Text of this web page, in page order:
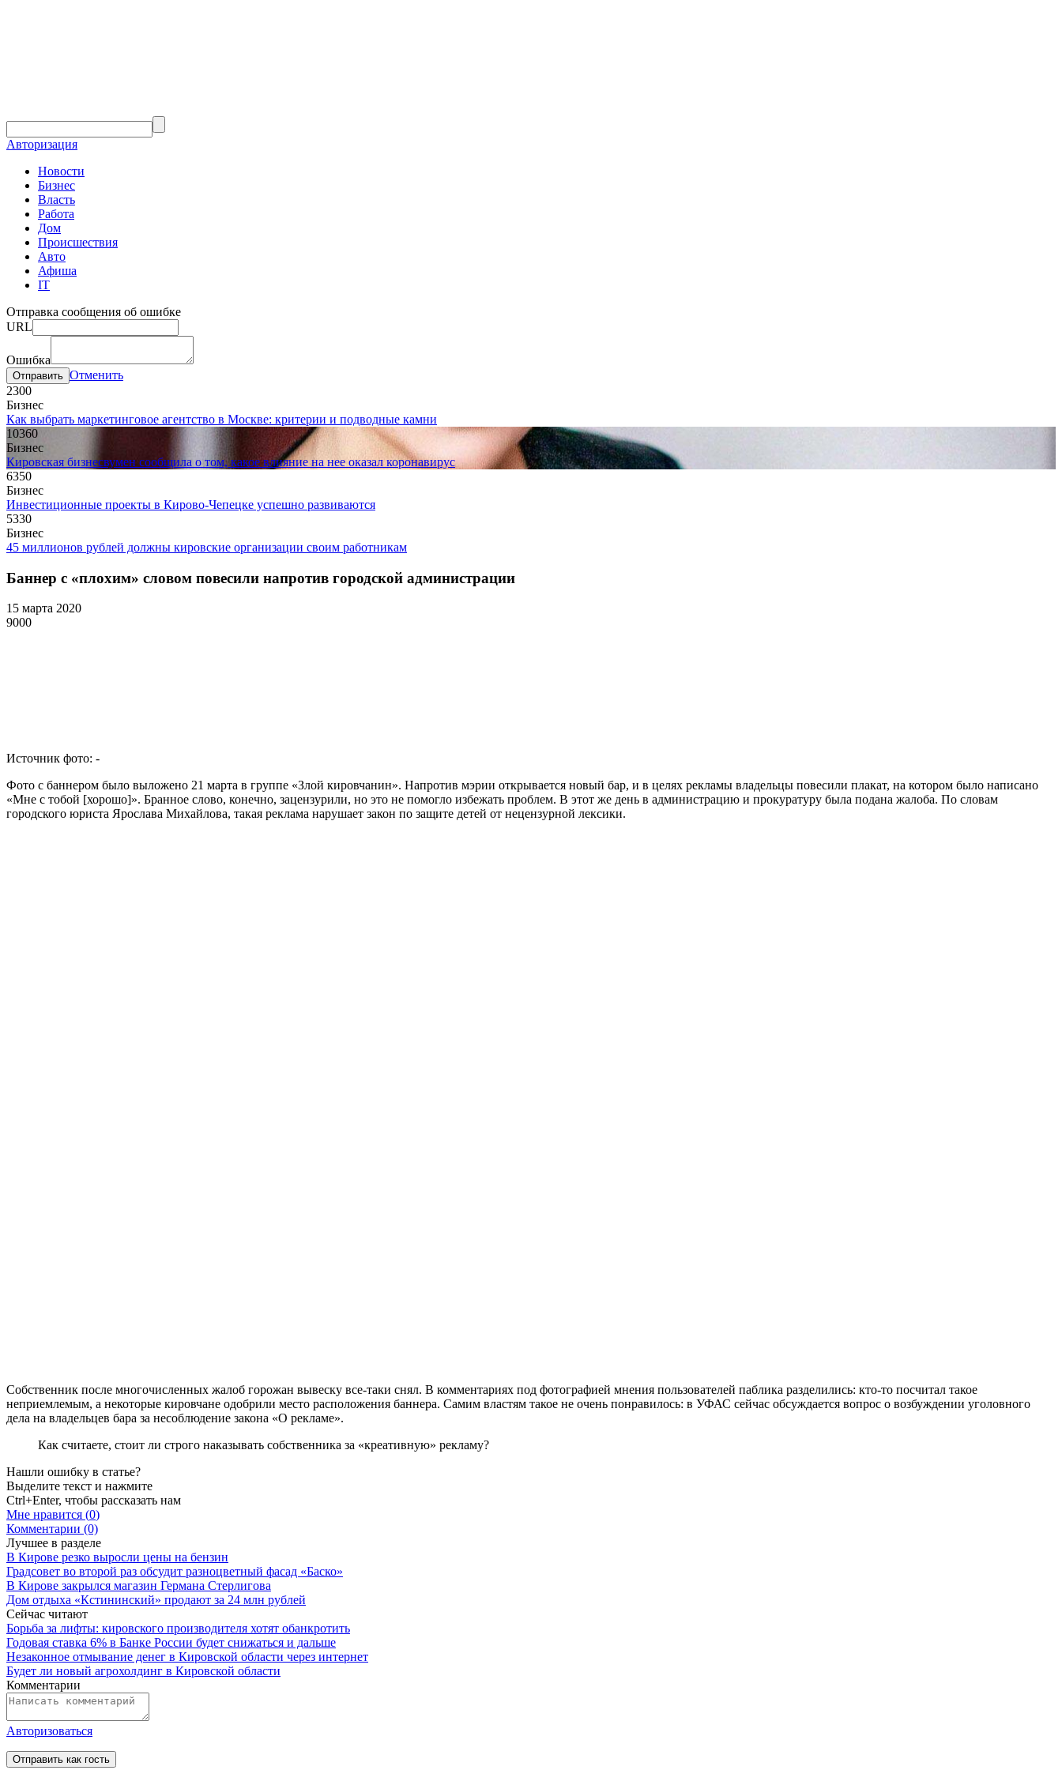
Авторизация
Новости
Бизнес
Власть
Работа
Дом
Происшествия
Авто
Афиша
IT
Отправка сообщения об ошибке
URL
Ошибка
Отменить
2300
Бизнес
Как выбрать маркетинговое агентство в Москве: критерии и подводные камни
10360
Бизнес
Кировская бизнесвумен сообщила о том, какое влияние на нее оказал коронавирус
6350
Бизнес
Инвестиционные проекты в Кирово-Чепецке успешно развиваются
5330
Бизнес
45 миллионов рублей должны кировские организации своим работникам
Баннер с «плохим» словом повесили напротив городской администрации
15 марта 2020
9000
Источник фото: -
Фото с баннером было выложено 21 марта в группе «Злой кировчанин». Напротив мэрии открывается новый бар, и в целях рекламы владельцы повесили плакат, на котором было написано
«Мне с тобой [хорошо]». Бранное слово, конечно, зацензурили, но это не помогло избежать проблем. В этот же день в администрацию и прокуратуру была подана жалоба. По словам
городского юриста Ярослава Михайлова, такая реклама нарушает закон по защите детей от нецензурной лексики.
Собственник после многочисленных жалоб горожан вывеску все-таки снял. В комментариях под фотографией мнения пользователей паблика разделились: кто-то посчитал такое
неприемлемым, а некоторые кировчане одобрили место расположения баннера. Самим властям такое не очень понравилось: в УФАС сейчас обсуждается вопрос о возбуждении уголовного
дела на владельцев бара за несоблюдение закона «О рекламе».
Как считаете, стоит ли строго наказывать собственника за «креативную» рекламу?
Нашли ошибку в статье?
Выделите текст и нажмите
Ctrl+Enter, чтобы рассказать нам
Мне нравится (0)
Комментарии (0)
Лучшее в разделе
В Кирове резко выросли цены на бензин
Градсовет во второй раз обсудит разноцветный фасад «Баско»
В Кирове закрылся магазин Германа Стерлигова
Дом отдыха «Кстининский» продают за 24 млн рублей
Сейчас читают
Борьба за лифты: кировского производителя хотят обанкротить
Годовая ставка 6% в Банке России будет снижаться и дальше
Незаконное отмывание денег в Кировской области через интернет
Будет ли новый агрохолдинг в Кировской области
Комментарии
Авторизоваться